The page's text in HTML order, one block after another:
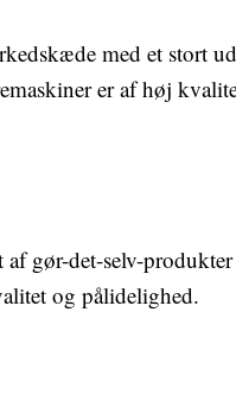
med et stort
er af høj
af gør-det-selv-
og pålidelighed.